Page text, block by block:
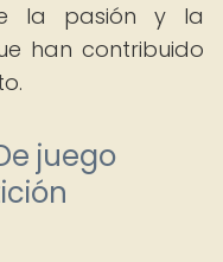
la pasión y la
han contribuido
juego